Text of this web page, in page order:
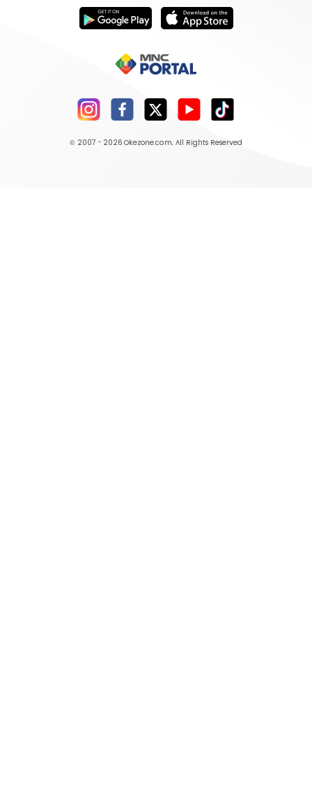
© 2007 - 2026 Okezone.com, All Rights Reserved